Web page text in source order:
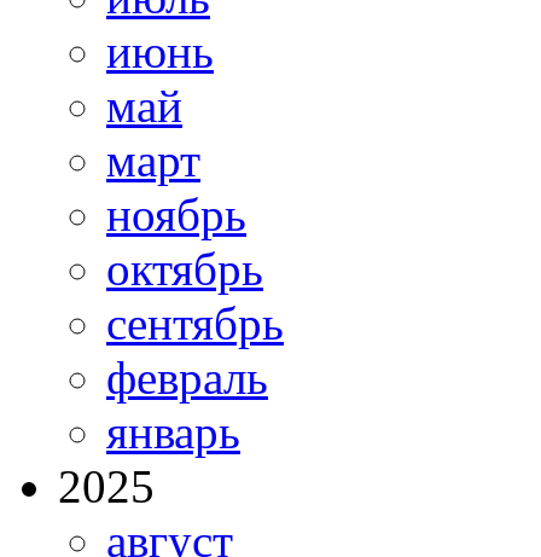
июнь
май
март
ноябрь
октябрь
сентябрь
февраль
январь
2025
август